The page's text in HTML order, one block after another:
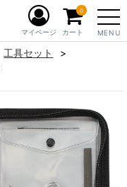
MENU
マイページ カート
0
工具セット